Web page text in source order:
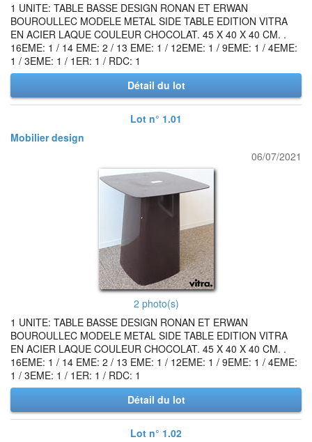
1 UNITE: TABLE BASSE DESIGN RONAN ET ERWAN
BOUROULLEC MODELE METAL SIDE TABLE EDITION VITRA
EN ACIER LAQUE COULEUR CHOCOLAT. 45 X 40 X 40 CM. .
16EME: 1 / 14 EME: 2 / 13 EME: 1 / 12EME: 1 / 9EME: 1 / 4EME:
1 / 3EME: 1 / 1ER: 1 / RDC: 1
Détail du lot
Lot n° 1.01
Mobilier design
06/07/2021
2 photo(s)
1 UNITE: TABLE BASSE DESIGN RONAN ET ERWAN
BOUROULLEC MODELE METAL SIDE TABLE EDITION VITRA
EN ACIER LAQUE COULEUR CHOCOLAT. 45 X 40 X 40 CM. .
16EME: 1 / 14 EME: 2 / 13 EME: 1 / 12EME: 1 / 9EME: 1 / 4EME:
1 / 3EME: 1 / 1ER: 1 / RDC: 1
Détail du lot
Lot n° 1.02